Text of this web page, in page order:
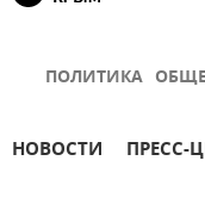
ПОЛИТИКА
НОВОСТИ ПРЕСС-